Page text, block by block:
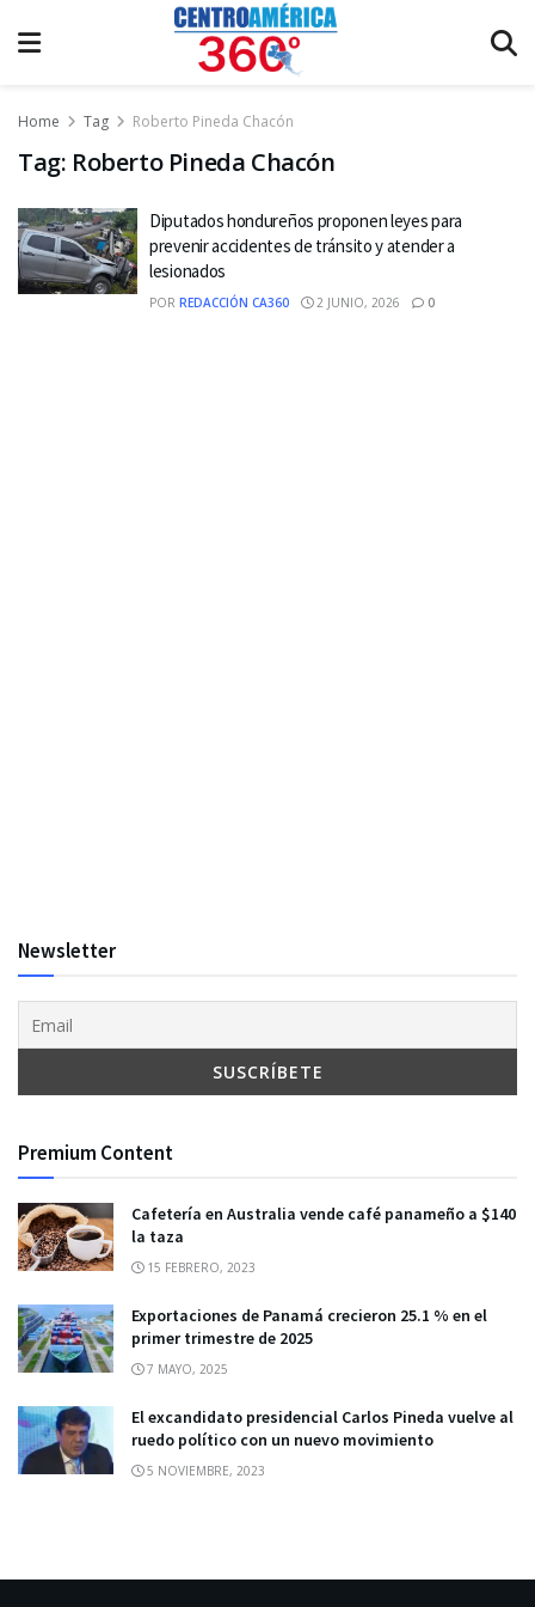
Home Tag Roberto Pineda Chacón
Tag: Roberto Pineda Chacón
Diputados hondureños proponen leyes para
prevenir accidentes de tránsito y atender a
lesionados
POR REDACCIÓN CA360 2 JUNIO, 2026 0
Newsletter
Premium Content
Cafetería en Australia vende café panameño a $140
la taza
15 FEBRERO, 2023
Exportaciones de Panamá crecieron 25.1 % en el
primer trimestre de 2025
7 MAYO, 2025
El excandidato presidencial Carlos Pineda vuelve al
ruedo político con un nuevo movimiento
5 NOVIEMBRE, 2023